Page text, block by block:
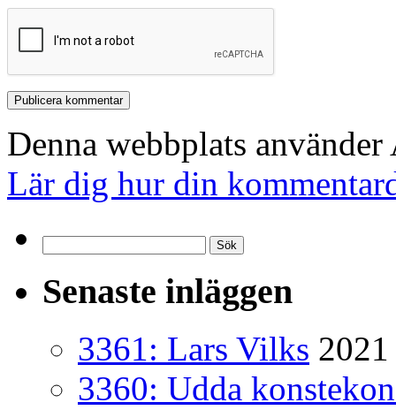
Denna webbplats
Lär dig hur din
efter:
Senaste inläggen
3361: Lars Vilks
3360: Udda